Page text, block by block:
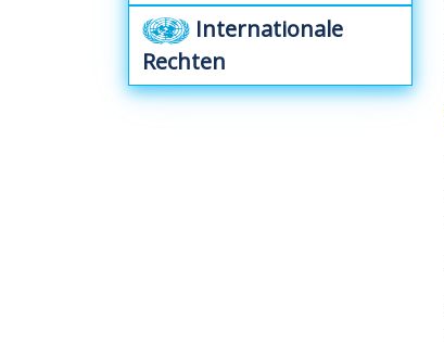
Internationale
Rechten